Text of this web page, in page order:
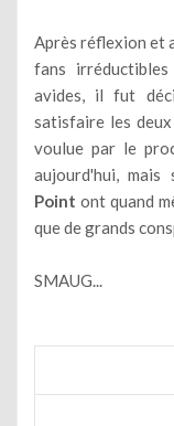
Après réflexion et
fans
avides, il fut
satisfaire les
voulue par le
aujourd'hui, mais
Point ont quand
que de grands
SMAUG...